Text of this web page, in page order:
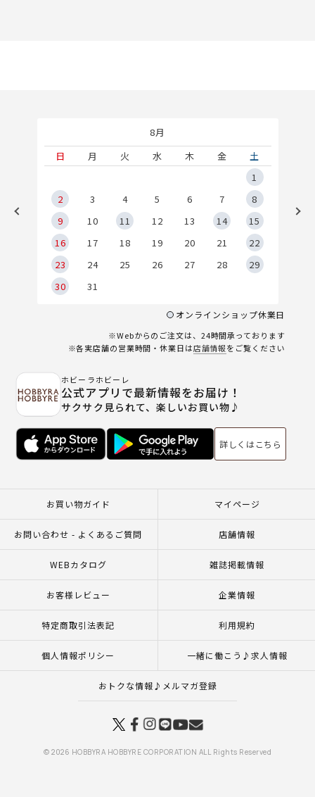
8月
日
月 火 水 木 金
土
1
2
3 4 5 6 7
8
9
10 11 12 13 14
15
16
17 18 19 20 21
22
23
24 25 26 27 28
29
30
31
オンラインショップ休業日
※Webからのご注文は、24時間承っております
※各実店舗の営業時間・休業日は店舗情報をご覧ください
ホビーラホビーレ
公式アプリで最新情報をお届け！
サクサク見られて、楽しいお買い物♪
詳しくはこちら
お買い物ガイド マイページ
お問い合わせ - よくあるご質問 店舗情報
WEBカタログ 雑誌掲載情報
お客様レビュー 企業情報
特定商取引法表記 利用規約
個人情報ポリシー 一緒に働こう♪求人情報
おトクな情報♪メルマガ登録
© 2026 HOBBYRA HOBBYRE CORPORATION ALL Rights Reserved